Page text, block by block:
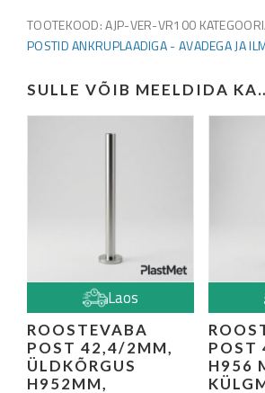
mm
H956
–
TOOTEKOOD:AJP-VER-VR100
POSTID ANKRUPLAADIGA - AVADEGA JA
SULLE VÕIB MEELDIDA
Laos
ROOSTEVABA
POST 42,4/2MM,
ÜLDKÕRGUS
H952MM,
POST
H956